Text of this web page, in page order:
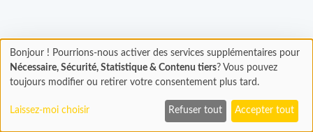
Chargement
En cours...
Bonjour ! Pourrions-nous activer des services supplémentaires pour
Nécessaire, Sécurité, Statistique & Contenu tiers? Vous pouvez
toujours modifier ou retirer votre consentement plus tard.
Laissez-moi choisir Refuser tout Accepter tout